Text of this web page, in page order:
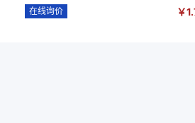
在线询价 ￥